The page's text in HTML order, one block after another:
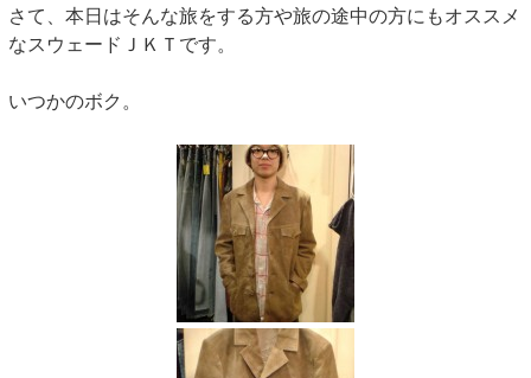
さて、本日はそんな旅をする方や旅の途中の方にもオススメ
なスウェードＪＫＴです。
いつかのボク。